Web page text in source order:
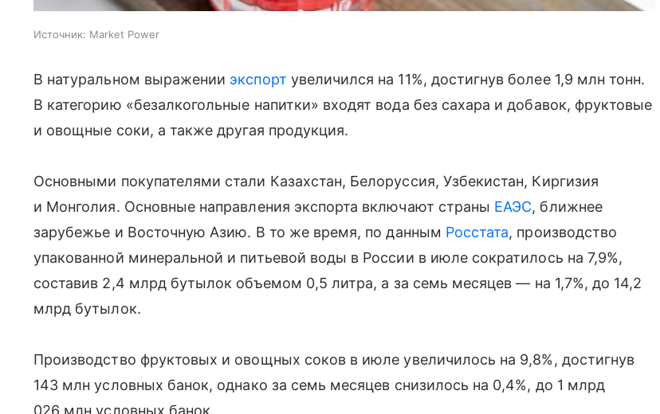
Источник: Market Power
В натуральном выражении экспорт увеличился на 11%, достигнув более 1,9 млн тонн.
В категорию «безалкогольные напитки» входят вода без сахара и добавок, фруктовые
и овощные соки, а также другая продукция.
Основными покупателями стали Казахстан, Белоруссия, Узбекистан, Киргизия
и Монголия. Основные направления экспорта включают страны ЕАЭС, ближнее
зарубежье и Восточную Азию. В то же время, по данным Росстата, производство
упакованной минеральной и питьевой воды в России в июле сократилось на 7,9%,
составив 2,4 млрд бутылок объемом 0,5 литра, а за семь месяцев — на 1,7%, до 14,2
млрд бутылок.
Производство фруктовых и овощных соков в июле увеличилось на 9,8%, достигнув
143 млн условных банок, однако за семь месяцев снизилось на 0,4%, до 1 млрд
026 млн условных банок.